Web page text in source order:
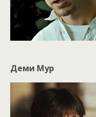
Деми Мур